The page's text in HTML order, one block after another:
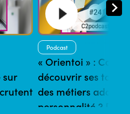
sur
Podcast
« Orientoi » :
découvrir ses
des métiers
personnalité ?